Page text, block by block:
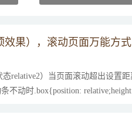
果），滚动页面万能方式
relative2）当页面滚动超出设置
不动时.box{position: